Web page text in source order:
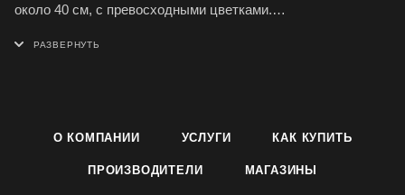
около 40 см, с превосходными цветками.
Цветки крупные, диаметром 5-8 см, розового цвета, с
Используется для оформления переднего края бордюров,
О КОМПАНИИ УСЛУГИ КАК КУПИТЬ
ПРОИЗВОДИТЕЛИ МАГАЗИНЫ